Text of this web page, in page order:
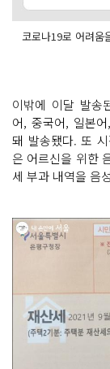
코로나19로 어려움
이밖에 이달 발송
어, 중국어, 일본
돼 발송됐다. 또
은 어르신을 위한
세 부과 내역을 음